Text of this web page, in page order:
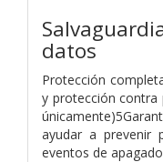
datos
Protección
y protección contra
ayudar a prevenir
eventos de